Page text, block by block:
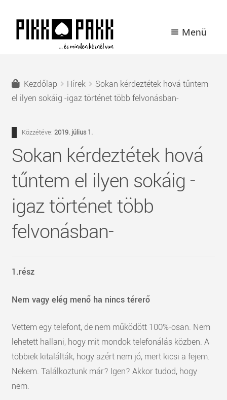
Ugrás
Kilépés
Menü
A PIKK PAKK TÖRTÉNETE
KAPCSOLAT
BELÉPÉS / REGISZTRÁCIÓ
Kezdőlap Hírek
Sokan kérdeztétek hová tűntem
el ilyen sokáig -igaz történet több felvonásban-
Közzétéve: 2019. július 1.
Sokan kérdeztétek hová
tűntem el ilyen sokáig -
igaz történet több
felvonásban-
1.rész
Nem vagy elég menő ha nincs térerő
Vettem egy telefont, de nem működött 100%-osan. Nem
lehetett hallani, hogy mit mondok telefonálás közben. A
többiek kitalálták, hogy azért nem jó, mert kicsi a fejem.
Nekem. Találkoztunk már? Igen? Akkor tudod, hogy
nem.